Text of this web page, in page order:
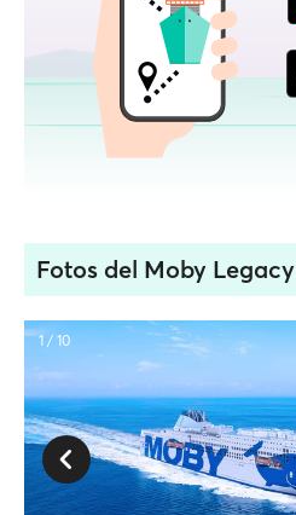
Fotos del Moby Legacy
1 / 10